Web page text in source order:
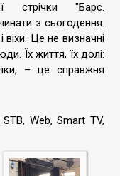
стрічки "Барс.
з сьогодення.
Це не визначні
Їх життя, їх долі:
– це справжня
Web, Smart TV,